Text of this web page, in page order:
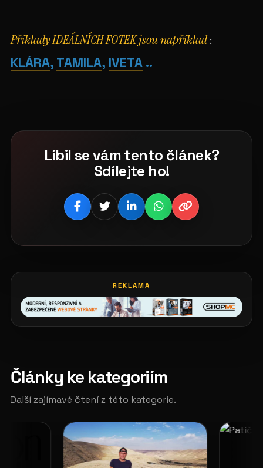
Příklady IDEÁLNÍCH FOTEK jsou například:
KLÁRA, TAMILA, IVETA ..
Líbil se vám tento článek?
Sdílejte ho!
REKLAMA
Články ke kategoriím
Další zajímavé čtení z této kategorie.